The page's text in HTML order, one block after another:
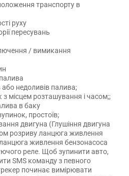
транспорту в
руху
пересувань
/ вимикання
або недоливів палива;
місцем розташування і часом;;
в баку
простоїв;
двигуна (Глушіння двигуна
розриву ланцюга живлення
живлення бензонасоса
реле. Щоб зупинити авто,
SMS команду з певного
починає вимірювати